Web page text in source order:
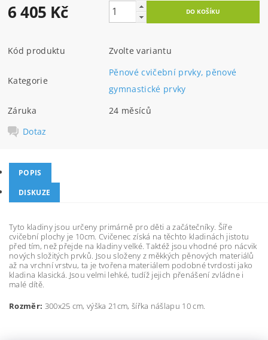
6 405 Kč
Kód produktu Zvolte variantu
Kategorie
Pěnové cvičební prvky, pěnové
gymnastické prvky
Záruka
24 měsíců
Dotaz
POPIS
DISKUZE
Tyto kladiny jsou určeny primárně pro děti a začátečníky. Šíře
cvičební plochy je 10cm. Cvičenec získá na těchto kladinách jistotu
před tím, než přejde na kladiny velké. Taktéž jsou vhodné pro nácvik
nových složitých prvků. Jsou složeny z měkkých pěnových materiálů
až na vrchní vrstvu, ta je tvořena materiálem podobné tvrdosti jako
kladina klasická. Jsou velmi lehké, tudíž jejich přenášení zvládne i
malé dítě.
Rozměr: 300x25 cm, výška 21cm, šířka nášlapu 10 cm.